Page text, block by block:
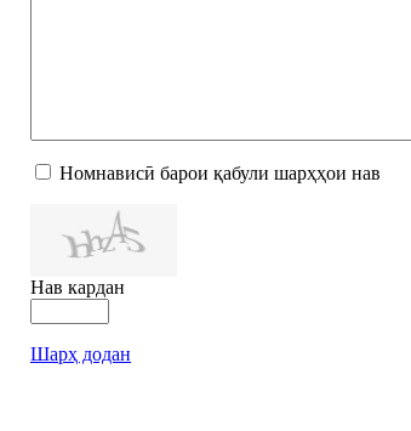
Номнависӣ барои қабули шарҳҳои нав
Нав кардан
Шарҳ додан